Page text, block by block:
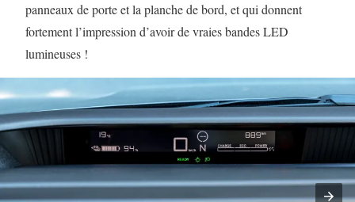
panneaux de porte et la planche de bord, et qui donnent
fortement l’impression d’avoir de vraies bandes LED
lumineuses !